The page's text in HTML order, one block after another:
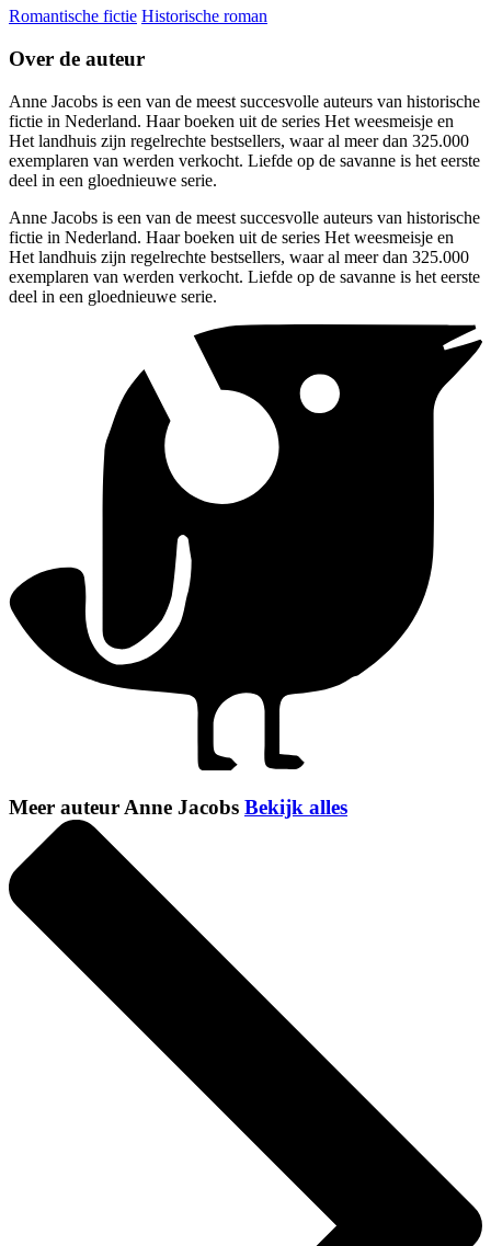
Romantische fictie Historische roman
Over de auteur
Anne Jacobs is een van de meest succesvolle auteurs van historische
fictie in Nederland. Haar boeken uit de series Het weesmeisje en
Het landhuis zijn regelrechte bestsellers, waar al meer dan 325.000
exemplaren van werden verkocht. Liefde op de savanne is het eerste
deel in een gloednieuwe serie.
Anne Jacobs is een van de meest succesvolle auteurs van historische
fictie in Nederland. Haar boeken uit de series Het weesmeisje en
Het landhuis zijn regelrechte bestsellers, waar al meer dan 325.000
exemplaren van werden verkocht. Liefde op de savanne is het eerste
deel in een gloednieuwe serie.
Meer auteur Anne Jacobs Bekijk alles